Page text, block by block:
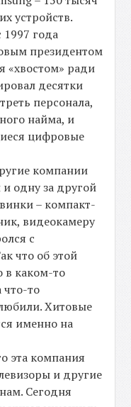
устройств.
1997 года
президентом
ради
десятки
персонала,
найма, и
цифровые
компании
одну за другой
– компакт-
видеокамеру
с
что об этой
в каком-то
что-то
Хитовые
именно на
эта компания
и другие
Сегодня